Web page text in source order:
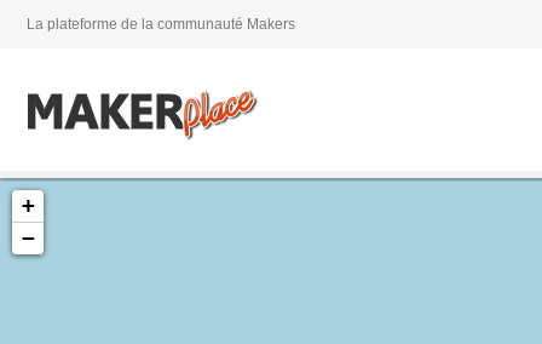
La plateforme de la communauté Makers
+
−